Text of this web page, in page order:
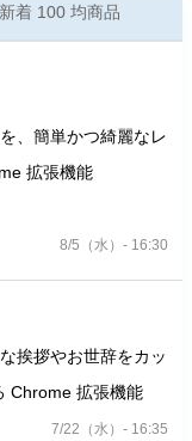
新着 100 均商品
、簡単かつ綺麗なレ
拡張機能
8/5（水）- 16:30
挨拶やお世辞をカッ
Chrome 拡張機能
7/22（水）- 16:35